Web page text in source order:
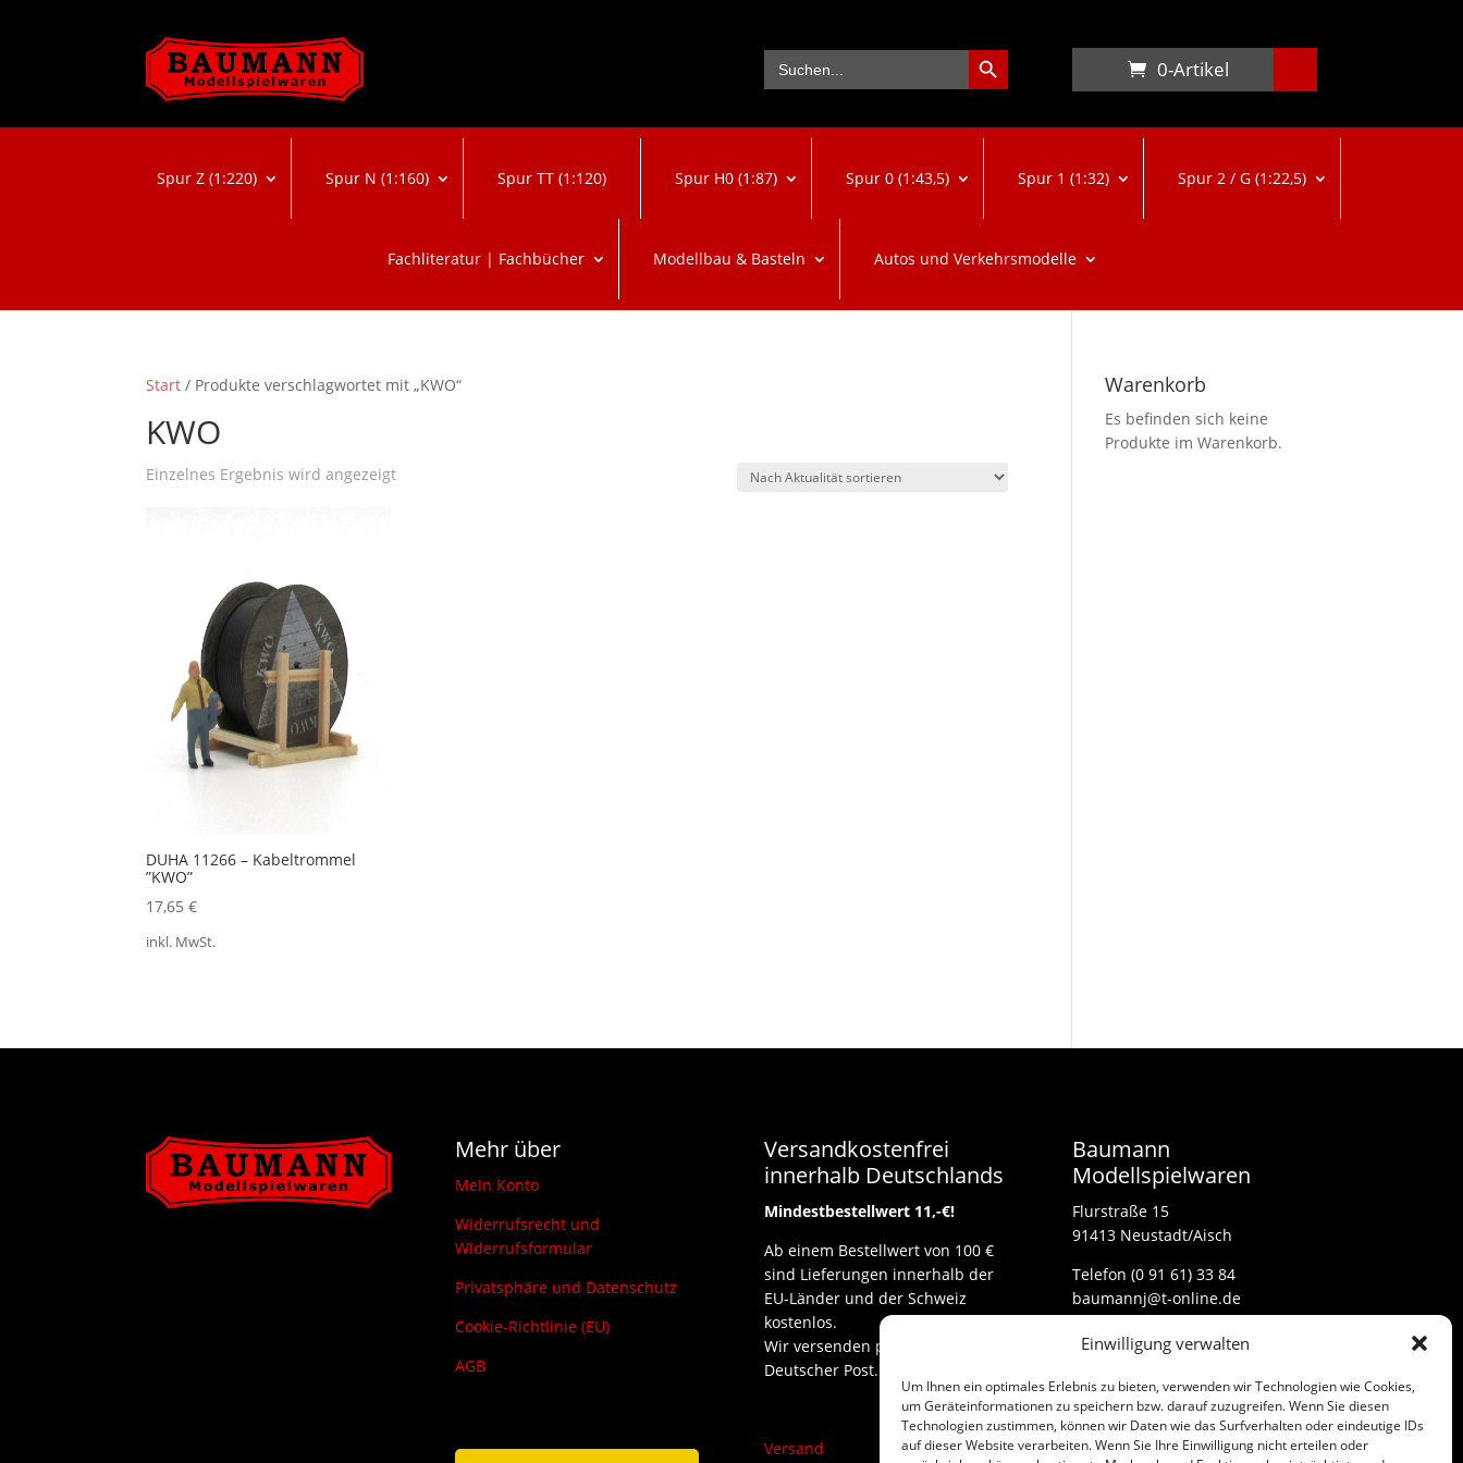
Einwilligung verwalten
Um Ihnen ein optimales Erlebnis zu bieten, verwenden wir Technologien wie Cookies,
um Geräteinformationen zu speichern bzw. darauf zuzugreifen. Wenn Sie diesen
Technologien zustimmen, können wir Daten wie das Surfverhalten oder eindeutige IDs
auf dieser Website verarbeiten. Wenn Sie Ihre Einwilligung nicht erteilen oder
Search
for:
Search Button
0-Artikel
Spur Z (1:220) Spur N (1:160) Spur TT (1:120) Spur H0 (1:87) Spur 0 (1:43,5) Spur 1 (1:32) Spur 2 / G (1:22,5)
Fachliteratur | Fachbücher Modellbau & Basteln Autos und Verkehrsmodelle
Start / Produkte verschlagwortet mit „KWO“
KWO
Einzelnes Ergebnis wird angezeigt
DUHA 11266 – Kabeltrommel
”KWO”
17,65€
inkl. MwSt.
Warenkorb
Es befinden sich keine
Produkte im Warenkorb.
Mehr über
Mein Konto
Widerrufsrecht und
Widerrufsformular
Privatsphäre und Datenschutz
Cookie-Richtlinie (EU)
AGB
Versandkostenfrei
innerhalb Deutschlands
Mindestbestellwert 11,-€!
Ab einem Bestellwert von 100 €
sind Lieferungen innerhalb der
EU-Länder und der Schweiz
kostenlos.
Wir versenden per DHL und
Deutscher Post.
Versand
Baumann
Modellspielwaren
Flurstraße 15
91413 Neustadt/Aisch
Telefon (0 91 61) 33 84
baumannj@t-online.de
Kontakt
Impressum